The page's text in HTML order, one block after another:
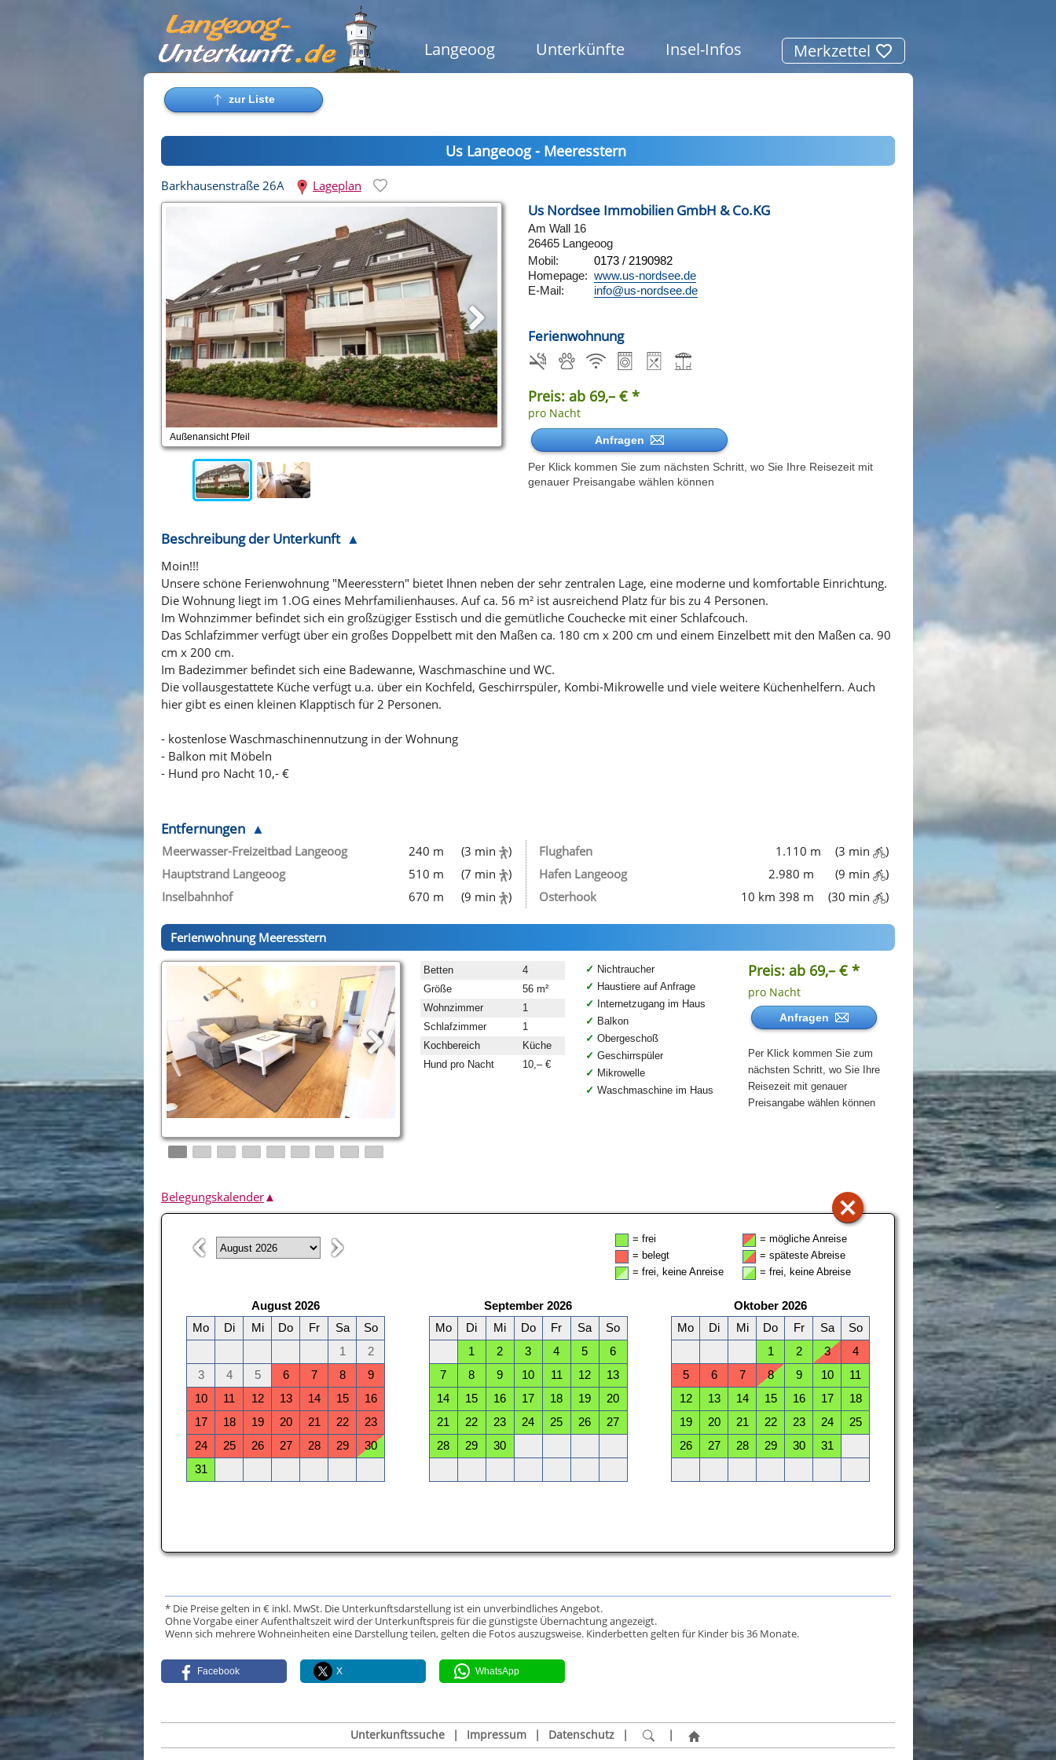
Langeoog Unterkünfte Insel-Infos Merkzettel
Us Langeoog - Meeresstern
Barkhausenstraße 26A Lageplan
Außenansicht Pfeil
Us Nordsee Immobilien GmbH & Co.KG
Am Wall 16
26465 Langeoog
Mobil:
0173 / 2190982
Homepage: www.us-nordsee.de
E-Mail:
info@us-nordsee.de
Ferienwohnung
Preis: ab 69,– € *
pro Nacht
Anfragen
Per Klick kommen Sie zum nächsten Schritt, wo Sie Ihre Reisezeit mit
genauer Preisangabe wählen können
Beschreibung der Unterkunft
Moin!!!
Unsere schöne Ferienwohnung "Meeresstern" bietet Ihnen neben der sehr zentralen Lage, eine moderne und komfortable Einrichtung.
Die Wohnung liegt im 1.OG eines Mehrfamilienhauses. Auf ca. 56 m² ist ausreichend Platz für bis zu 4 Personen.
Im Wohnzimmer befindet sich ein großzügiger Esstisch und die gemütliche Couchecke mit einer Schlafcouch.
Das Schlafzimmer verfügt über ein großes Doppelbett mit den Maßen ca. 180 cm x 200 cm und einem Einzelbett mit den Maßen ca. 90
cm x 200 cm.
Im Badezimmer befindet sich eine Badewanne, Waschmaschine und WC.
Die vollausgestattete Küche verfügt u.a. über ein Kochfeld, Geschirrspüler, Kombi-Mikrowelle und viele weitere Küchenhelfern. Auch
hier gibt es einen kleinen Klapptisch für 2 Personen.
- kostenlose Waschmaschinennutzung in der Wohnung
- Balkon mit Möbeln
- Hund pro Nacht 10,- €
Entfernungen
Meerwasser-Freizeitbad Langeoog 240 m (3 min
)
Hauptstrand Langeoog
510 m (7 min
)
Inselbahnhof
670 m (9 min )
Flughafen 1.110 m (3 min
)
Hafen Langeoog
2.980 m (9 min
)
Osterhook
10 km 398 m (30 min )
Ferienwohnung Meeresstern
Betten
4
Größe
56 m²
Wohnzimmer
1
Schlafzimmer
1
Kochbereich
Küche
Hund pro Nacht
10,– €
Nichtraucher
Haustiere auf Anfrage
Internetzugang im Haus
Balkon
Obergeschoß
Geschirrspüler
Mikrowelle
Waschmaschine im Haus
Preis: ab 69,– € *
pro Nacht
Anfragen
Per Klick kommen Sie zum
nächsten Schritt, wo Sie Ihre
Reisezeit mit genauer
Preisangabe wählen können
Belegungskalender▲
* Die Preise gelten in € inkl. MwSt. Die Unterkunftsdarstellung ist ein unverbindliches Angebot.
Ohne Vorgabe einer Aufenthaltszeit wird der Unterkunftspreis für die günstigste Übernachtung angezeigt.
Wenn sich mehrere Wohneinheiten eine Darstellung teilen, gelten die Fotos auszugsweise. Kinderbetten gelten für Kinder bis 36 Monate.
Facebook X WhatsApp
Unterkunftssuche | Impressum | Datenschutz | |